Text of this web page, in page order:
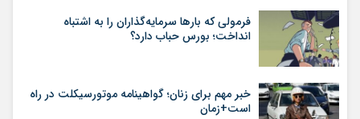
فرمولی که بارها سرمایه‌گذاران را به اشتباه
انداخت؛ بورس حباب دارد؟
خبر مهم برای زنان؛ گواهینامه موتورسیکلت در راه
است+زمان